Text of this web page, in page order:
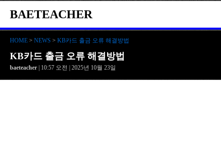
BAETEACHER
HOME > NEWS > KB카드 출금 오류 해결방법
KB카드 출금 오류 해결방법
baeteacher | 10:57 오전 | 2025년 10월 23일